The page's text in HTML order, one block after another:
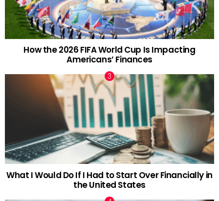
How the 2026 FIFA World Cup Is Impacting
Americans’ Finances
What I Would Do If I Had to Start Over Financially in
the United States